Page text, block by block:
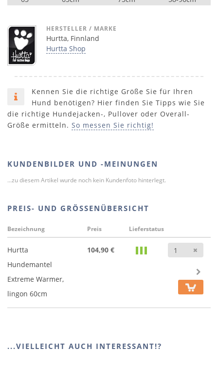
HERSTELLER / MARKE
Hurtta, Finnland
Hurtta Shop
Kennen Sie die richtige Größe Sie für Ihren
Hund benötigen? Hier finden Sie Tipps wie Sie
die richtige Hundejacken-, Pullover oder Overall-
Größe ermitteln. So messen Sie richtig!
KUNDENBILDER UND -MEINUNGEN
...zu diesem Artikel wurde noch kein Kundenfoto hinterlegt.
PREIS- UND GRÖSSENÜBERSICHT
Bezeichnung Preis Lieferstatus
Hurtta
Hundemantel
Extreme Warmer,
lingon 60cm
104,90 €
...VIELLEICHT AUCH INTERESSANT!?